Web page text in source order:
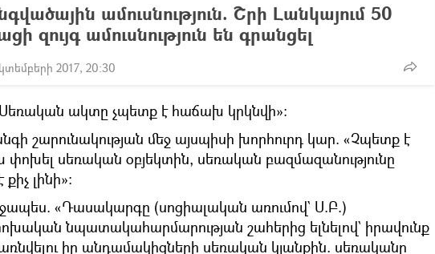
ամուսնություն. Շրի Լանկայում 50
զույգ ամուսնություն են գրանցել
2017, 20:30
ակտը չպետք է հաճախ կրկնվի»։
շարունակության մեջ այսպիսի խորհուրդ կար. «Չպետք է
սեռական օբյեկտին, սեռական բազմազանությունը
լինի»։
«Դասակարգը (սոցիալական առումով` Ս.Բ.)
նպատակահարմարության շահերից ելնելով` իրավունք
իր անդամակիցների սեռական կյանքին. սեռականը